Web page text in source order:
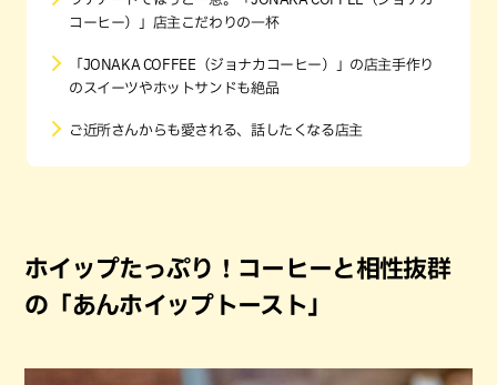
コーヒー）」店主こだわりの一杯
「JONAKA COFFEE（ジョナカコーヒー）」の店主手作り
のスイーツやホットサンドも絶品
ご近所さんからも愛される、話したくなる店主
ホイップたっぷり！コーヒーと相性抜群
の「あんホイップトースト」